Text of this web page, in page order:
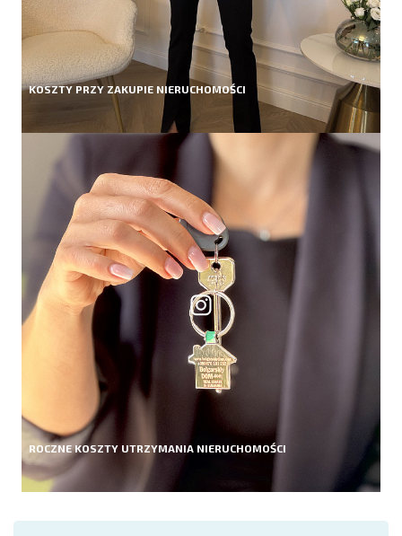
KOSZTY PRZY ZAKUPIE NIERUCHOMOŚCI
ROCZNE KOSZTY UTRZYMANIA NIERUCHOMOŚCI